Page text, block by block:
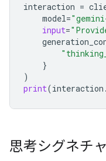
interaction =
model=
input=
}
)
print(interaction .
思考シグネチャ